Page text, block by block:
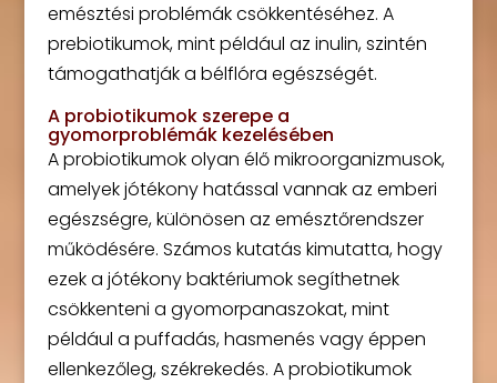
emésztési problémák csökkentéséhez. A
prebiotikumok, mint például az inulin, szintén
támogathatják a bélflóra egészségét.
A probiotikumok szerepe a
gyomorproblémák kezelésében
A probiotikumok olyan élő mikroorganizmusok,
amelyek jótékony hatással vannak az emberi
egészségre, különösen az emésztőrendszer
működésére. Számos kutatás kimutatta, hogy
ezek a jótékony baktériumok segíthetnek
csökkenteni a gyomorpanaszokat, mint
például a puffadás, hasmenés vagy éppen
ellenkezőleg, székrekedés. A probiotikumok